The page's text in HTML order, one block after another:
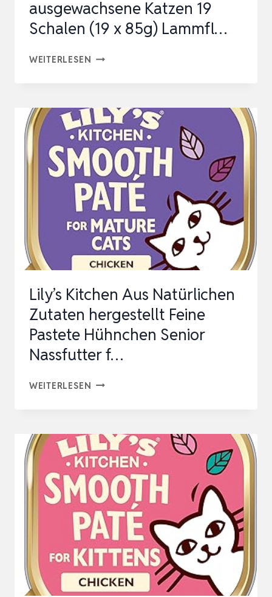
MIT…
ausgewachsene Katzen 19
Schalen (19 x 85g) Lammfl…
WEITERLESEN LILY’S
NASS
KATZENFUTTER
FÜR
AUSGEWACHSENE
KATZEN
19
SCHALEN
(19
X
LAMMFL…
Lily’s Kitchen Aus Natürlichen
Zutaten hergestellt Feine
Pastete Hühnchen Senior
Nassfutter f…
WEITERLESEN LILY’S
NATÜRLICHEN
ZUTATEN
HERGESTELLT
FEINE
PASTETE
HÜHNCHEN
SENIOR
NASSFUTTER
F…